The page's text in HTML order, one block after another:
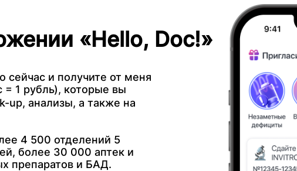
«Hello, Doc!»
сейчас и получите от меня
= 1 рубль), которые вы
up, анализы, а также на
4 500 отделений 5
более 30 000 аптек и
препаратов и БАД.